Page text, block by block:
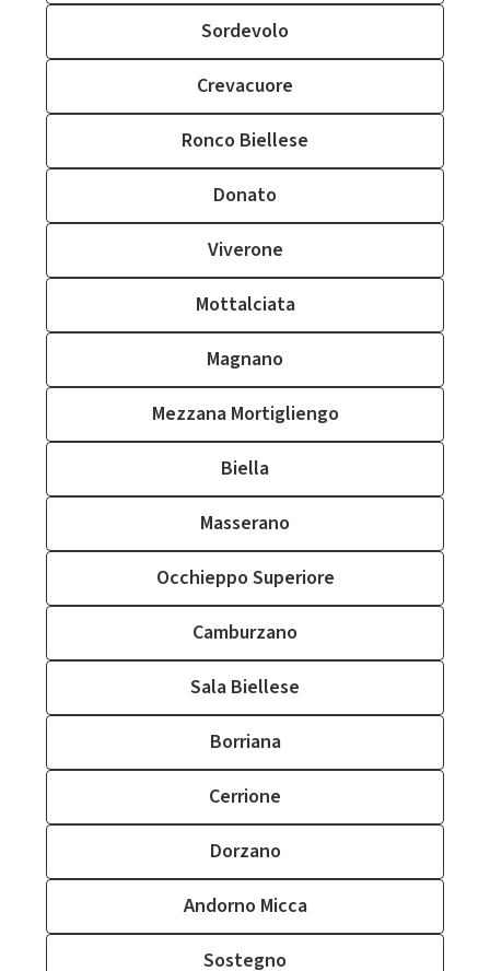
Sordevolo
Crevacuore
Ronco Biellese
Donato
Viverone
Mottalciata
Magnano
Mezzana Mortigliengo
Biella
Masserano
Occhieppo Superiore
Camburzano
Sala Biellese
Borriana
Cerrione
Dorzano
Andorno Micca
Sostegno